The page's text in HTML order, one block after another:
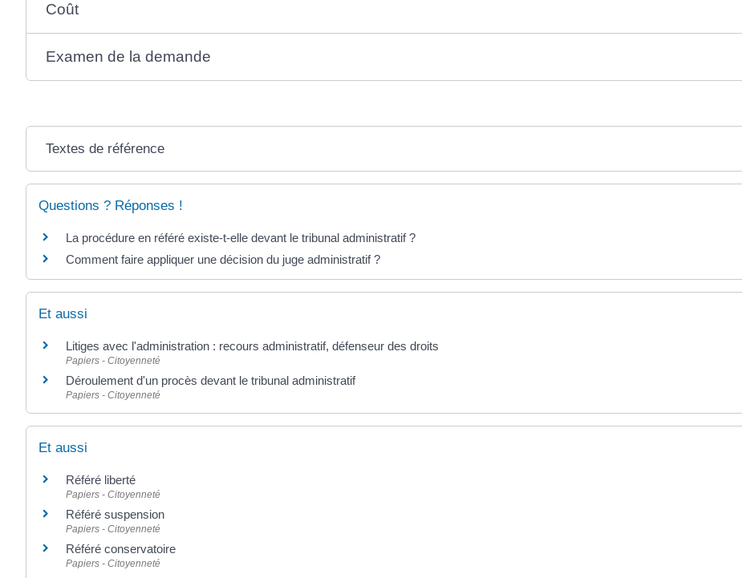
Coût
Examen de la demande
Textes de référence
Questions ? Réponses !
La procédure en référé existe-t-elle devant le tribunal administratif ?
Comment faire appliquer une décision du juge administratif ?
Et aussi
Litiges avec l'administration : recours administratif, défenseur des droits
Papiers - Citoyenneté
Déroulement d'un procès devant le tribunal administratif
Papiers - Citoyenneté
Et aussi
Référé liberté
Papiers - Citoyenneté
Référé suspension
Papiers - Citoyenneté
Référé conservatoire
Papiers - Citoyenneté